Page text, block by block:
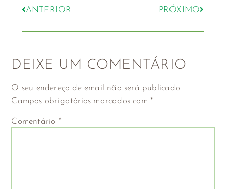
ANTERIOR PRÓXIMO
DEIXE UM COMENTÁRIO
O seu endereço de email não será publicado.
Campos obrigatórios marcados com *
Comentário *